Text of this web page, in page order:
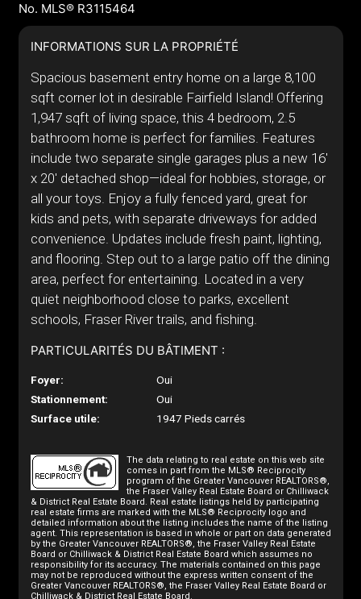
No. MLS® R3115464
INFORMATIONS SUR LA PROPRIÉTÉ
Spacious basement entry home on a large 8,100
sqft corner lot in desirable Fairfield Island! Offering
1,947 sqft of living space, this 4 bedroom, 2.5
bathroom home is perfect for families. Features
include two separate single garages plus a new 16'
x 20' detached shop—ideal for hobbies, storage, or
all your toys. Enjoy a fully fenced yard, great for
kids and pets, with separate driveways for added
convenience. Updates include fresh paint, lighting,
and flooring. Step out to a large patio off the dining
area, perfect for entertaining. Located in a very
quiet neighborhood close to parks, excellent
schools, Fraser River trails, and fishing.
PARTICULARITÉS DU BÂTIMENT :
Foyer:
Oui
Stationnement:
Oui
Surface utile:
1947 Pieds carrés
The data relating to real estate on this web site
comes in part from the MLS® Reciprocity
program of the Greater Vancouver REALTORS®,
the Fraser Valley Real Estate Board or Chilliwack
& District Real Estate Board. Real estate listings held by participating
real estate firms are marked with the MLS® Reciprocity logo and
detailed information about the listing includes the name of the listing
agent. This representation is based in whole or part on data generated
by the Greater Vancouver REALTORS®, the Fraser Valley Real Estate
Board or Chilliwack & District Real Estate Board which assumes no
responsibility for its accuracy. The materials contained on this page
may not be reproduced without the express written consent of the
Greater Vancouver REALTORS®, the Fraser Valley Real Estate Board or
Chilliwack & District Real Estate Board.